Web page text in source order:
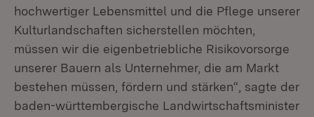
hochwertiger Lebensmittel und die Pflege unserer
Kulturlandschaften sicherstellen möchten,
müssen wir die eigenbetriebliche Risikovorsorge
unserer Bauern als Unternehmer, die am Markt
bestehen müssen, fördern und stärken“, sagte der
baden-württembergische Landwirtschaftsminister